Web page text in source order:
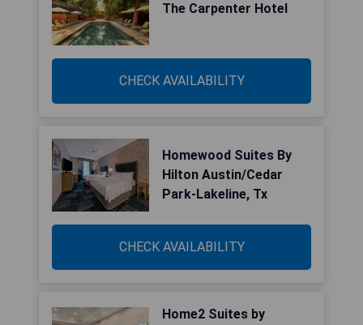
The Carpenter Hotel
CHECK AVAILABILITY
Homewood Suites By
Hilton Austin/Cedar
Park-Lakeline, Tx
CHECK AVAILABILITY
Home2 Suites by